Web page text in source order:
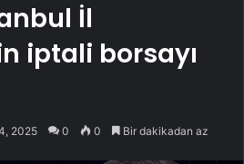
İl
iptali borsayı
2025 0 0 Bir dakikadan az